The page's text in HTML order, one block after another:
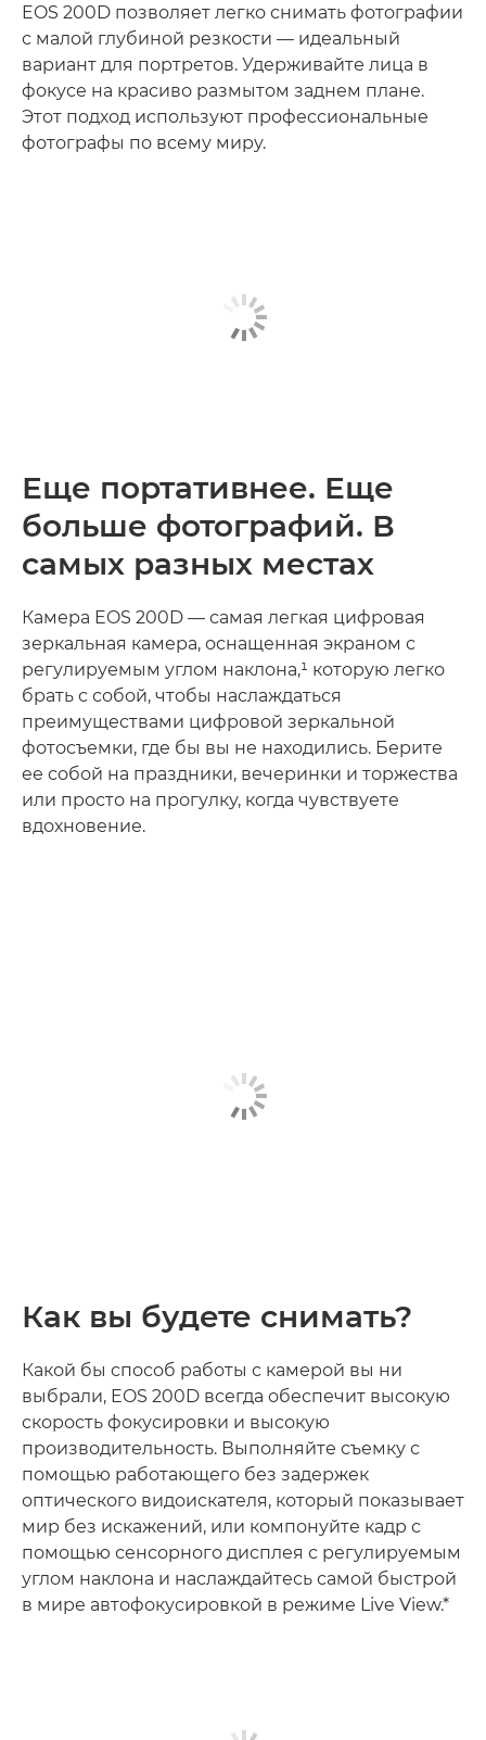
EOS 200D позволяет легко снимать фотографии
с малой глубиной резкости — идеальный
вариант для портретов. Удерживайте лица в
фокусе на красиво размытом заднем плане.
Этот подход используют профессиональные
фотографы по всему миру.
Еще портативнее. Еще
больше фотографий. В
самых разных местах
Камера EOS 200D — самая легкая цифровая
зеркальная камера, оснащенная экраном с
регулируемым углом наклона,¹ которую легко
брать с собой, чтобы наслаждаться
преимуществами цифровой зеркальной
фотосъемки, где бы вы не находились. Берите
ее собой на праздники, вечеринки и торжества
или просто на прогулку, когда чувствуете
вдохновение.
Как вы будете снимать?
Какой бы способ работы с камерой вы ни
выбрали, EOS 200D всегда обеспечит высокую
скорость фокусировки и высокую
производительность. Выполняйте съемку с
помощью работающего без задержек
оптического видоискателя, который показывает
мир без искажений, или компонуйте кадр с
помощью сенсорного дисплея с регулируемым
углом наклона и наслаждайтесь самой быстрой
в мире автофокусировкой в режиме Live View.*